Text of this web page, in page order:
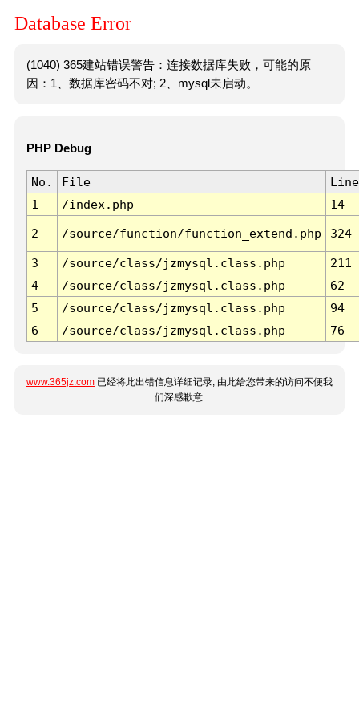
Database Error
(1040) 365建站错误警告：连接数据库失败，可能的原
因：1、数据库密码不对; 2、mysql未启动。
PHP Debug
No. File
Line
1
/index.php 14
2 /source/function/function_extend.php 324
3 /source/class/jzmysql.class.php
211
4
/source/class/jzmysql.class.php
62
5
/source/class/jzmysql.class.php
94
6
/source/class/jzmysql.class.php 76
www.365jz.com 已经将此出错信息详细记录, 由此给您带来的访问不便我
们深感歉意.